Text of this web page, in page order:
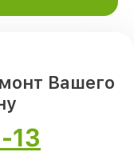
Вашего
13